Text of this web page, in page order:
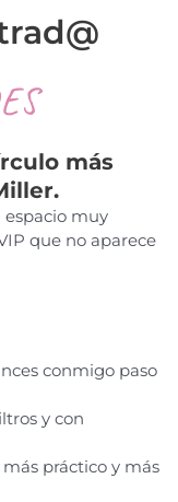
más
espacio muy
que no aparece
conmigo paso
y con
práctico y más